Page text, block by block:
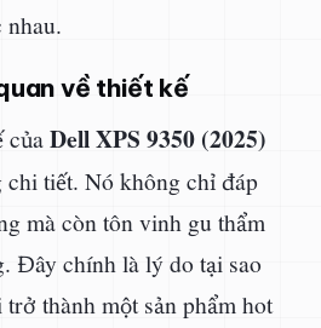
nhau.
về thiết kế
củaDell XPS 9350 (2025)
chi tiết. Nó không chỉ đáp
mà còn tôn vinh gu thẩm
Đây chính là lý do tại sao
thành một sản phẩm hot